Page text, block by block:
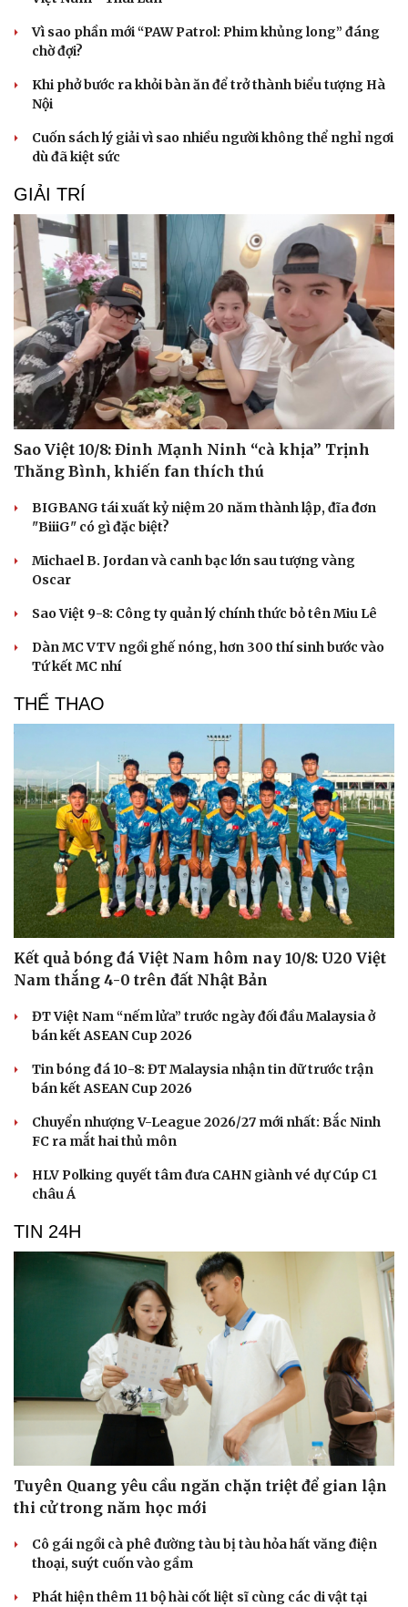
Du lịch
Săn Tour
check-in
Podcast
Câu chuyện thời sự
Đọc truyện đêm khuya
Cửa sổ tình yêu
Kể chuyện cho bé
Hạt giống tâm hồn
Vì sao phần mới “PAW Patrol: Phim khủng long” đáng
chờ đợi?
Khi phở bước ra khỏi bàn ăn để trở thành biểu tượng Hà
Nội
Cuốn sách lý giải vì sao nhiều người không thể nghỉ ngơi
dù đã kiệt sức
GIẢI TRÍ
Sao Việt 10/8: Đinh Mạnh Ninh “cà khịa” Trịnh
Thăng Bình, khiến fan thích thú
BIGBANG tái xuất kỷ niệm 20 năm thành lập, đĩa đơn
"BiiiG" có gì đặc biệt?
Michael B. Jordan và canh bạc lớn sau tượng vàng
Oscar
Sao Việt 9-8: Công ty quản lý chính thức bỏ tên Miu Lê
Dàn MC VTV ngồi ghế nóng, hơn 300 thí sinh bước vào
Tứ kết MC nhí
THỂ THAO
Kết quả bóng đá Việt Nam hôm nay 10/8: U20 Việt
Nam thắng 4-0 trên đất Nhật Bản
ĐT Việt Nam “nếm lửa” trước ngày đối đầu Malaysia ở
bán kết ASEAN Cup 2026
Tin bóng đá 10-8: ĐT Malaysia nhận tin dữ trước trận
bán kết ASEAN Cup 2026
Chuyển nhượng V-League 2026/27 mới nhất: Bắc Ninh
FC ra mắt hai thủ môn
HLV Polking quyết tâm đưa CAHN giành vé dự Cúp C1
châu Á
TIN 24H
Tuyên Quang yêu cầu ngăn chặn triệt để gian lận
thi cử trong năm học mới
Cô gái ngồi cà phê đường tàu bị tàu hỏa hất văng điện
thoại, suýt cuốn vào gầm
Phát hiện thêm 11 bộ hài cốt liệt sĩ cùng các di vật tại